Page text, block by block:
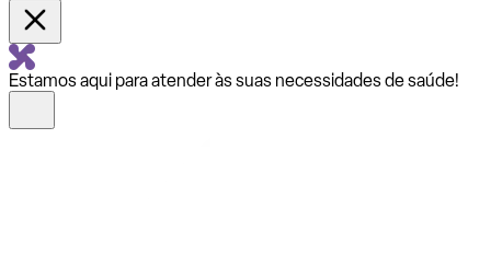
Estamos aqui para atender às suas necessidades de saúde!